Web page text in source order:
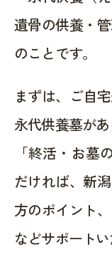
遺骨の供養・
のことです。
まずは、ご自
永代供養墓があ
「終活・お墓
だければ、新
方のポイント
などサポートい